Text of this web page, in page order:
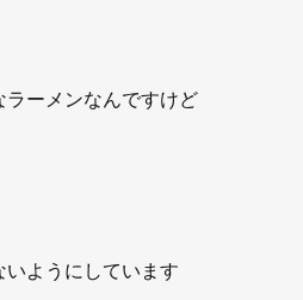
ーメンなんですけど
いようにしています